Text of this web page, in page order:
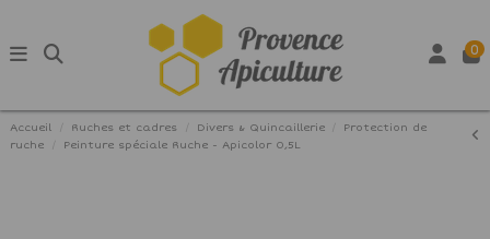
0
Accueil Ruches et cadres Divers & Quincaillerie
Protection de
ruche
Peinture spéciale Ruche - Apicolor 0,5L